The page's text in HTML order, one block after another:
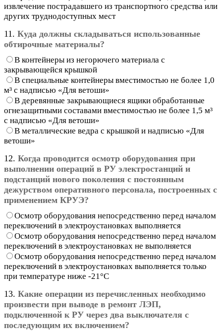
извлечение пострадавшего из транспортного средства или
других труднодоступных мест
11. Куда должны складываться использованные
обтирочные материалы?
В контейнеры из негорючего материала с
закрывающейся крышкой
В специальные контейнеры вместимостью не более 1,0
м³ с надписью «Для ветоши»
В деревянные закрывающиеся ящики обработанные
огнезащитными составами вместимостью не более 1,5 м³
с надписью «Для ветоши»
В металлические ведра с крышкой и надписью «Для
ветоши»
12. Когда проводится осмотр оборудования при
выполнении операций в РУ электростанций и
подстанций нового поколения с постоянным
дежурством оперативного персонала, построенных с
применением КРУЭ?
Осмотр оборудования непосредственно перед началом
переключений в электроустановках выполняется
Осмотр оборудования непосредственно перед началом
переключений в электроустановках не выполняется
Осмотр оборудования непосредственно перед началом
переключений в электроустановках выполняется только
при температуре ниже -21°C
13. Какие операции из перечисленных необходимо
произвести при выводе в ремонт ЛЭП,
подключенной к РУ через два выключателя с
последующим их включением?